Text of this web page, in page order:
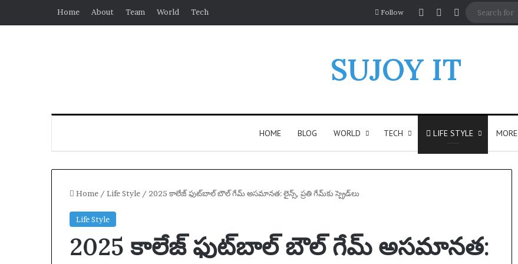
Home About Team World Tech Follow Log InRandom Article
Sidebar
SUJOY IT
HOME BLOG WORLD TECH LIFE STYLE MORE
Home / Life Style / 2025 కాలేజ్ ఫుట్‌బాల్ బౌల్ గేమ్ అసమానత: లైన్స్, ప్రతి గేమ్‌కు స్ప్రెడ్‌లు
Life Style
2025 కాలేజ్ ఫుట్‌బాల్ బౌల్ గేమ్ అసమానత: